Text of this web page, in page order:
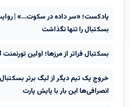
پادکست؛ «سر داده در سکوت…» |
بسکتبال را تنها نگذاشت
بسکتبال فراتر از مرزها؛ اولین تورنمنت 3×3 ایرانیان در کانادا
خروج یک تیم دیگر از لیگ برتر
انصرافی‌ها این بار با پایش پارت